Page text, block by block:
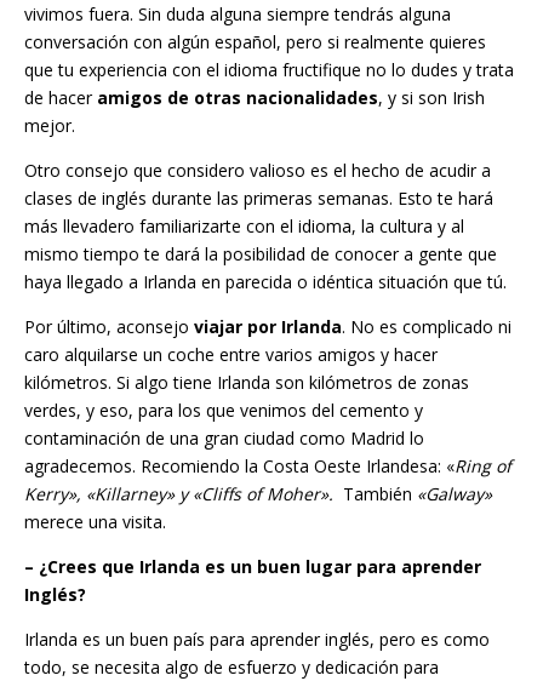
vivimos fuera. Sin duda alguna siempre tendrás alguna
conversación con algún español, pero si realmente quieres
que tu experiencia con el idioma fructifique no lo dudes y trata
de hacer amigos de otras nacionalidades, y si son Irish
mejor.
Otro consejo que considero valioso es el hecho de acudir a
clases de inglés durante las primeras semanas. Esto te hará
más llevadero familiarizarte con el idioma, la cultura y al
mismo tiempo te dará la posibilidad de conocer a gente que
haya llegado a Irlanda en parecida o idéntica situación que tú.
Por último, aconsejo viajar por Irlanda. No es complicado ni
caro alquilarse un coche entre varios amigos y hacer
kilómetros. Si algo tiene Irlanda son kilómetros de zonas
verdes, y eso, para los que venimos del cemento y
contaminación de una gran ciudad como Madrid lo
agradecemos. Recomiendo la Costa Oeste Irlandesa: «Ring of
Kerry», «Killarney» y «Cliffs of Moher». También «Galway»
merece una visita.
– ¿Crees que Irlanda es un buen lugar para aprender
Inglés?
Irlanda es un buen país para aprender inglés, pero es como
todo, se necesita algo de esfuerzo y dedicación para